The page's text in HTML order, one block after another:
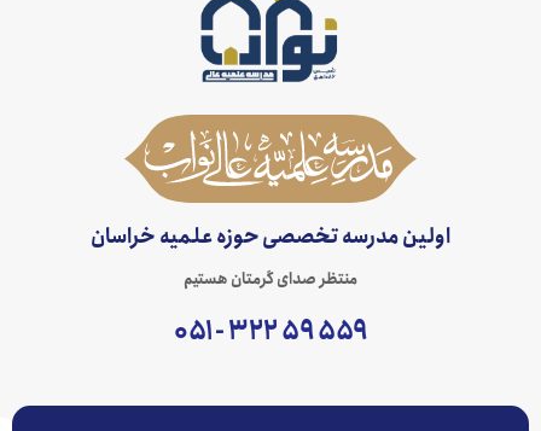
اولین مدرسه تخصصی حوزه علمیه خراسان
منتظر صدای گرمتان هستیم